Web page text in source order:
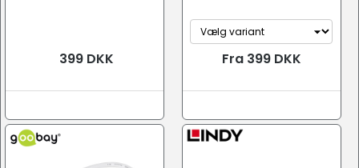
399 DKK Fra 399 DKK